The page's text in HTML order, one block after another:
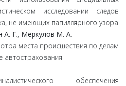
исследовании следов
не имеющих папиллярного узора
А. Г., Меркулов М. А.
места происшествия по делам
обеспечения